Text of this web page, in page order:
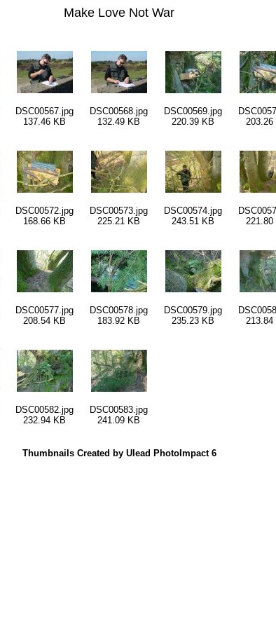
Make Love Not War
DSC00567.jpg
137.46 KB
DSC00568.jpg
132.49 KB
DSC00569.jpg
220.39 KB
203.26
DSC00572.jpg
168.66 KB
DSC00573.jpg
225.21 KB
DSC00574.jpg
243.51 KB
221.80
DSC00577.jpg
208.54 KB
DSC00578.jpg
183.92 KB
DSC00579.jpg
235.23 KB
213.84
DSC00582.jpg
232.94 KB
DSC00583.jpg
241.09 KB
Thumbnails Created by Ulead PhotoImpact 6